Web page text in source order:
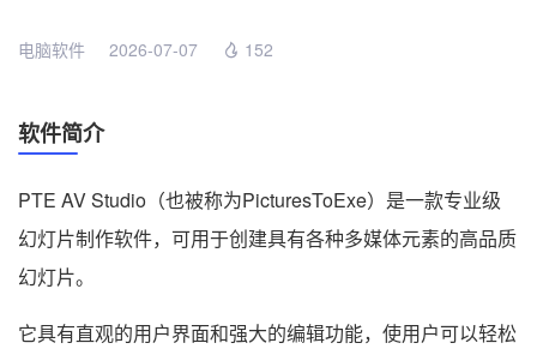
电脑软件 2026-07-07 152
软件简介
PTE AV Studio（也被称为PicturesToExe）是一款专业级
幻灯片制作软件，可用于创建具有各种多媒体元素的高品质
幻灯片。
它具有直观的用户界面和强大的编辑功能，使用户可以轻松